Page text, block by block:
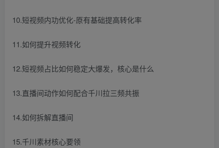
10.短视频内功优化-原有基础提高转化率
11.如何提升视频转化
12.短视频占比如何稳定大爆发，核心是什么
13.直播间动作如何配合千川拉三频共振
14.如何拆解直播间
15.千川素材核心要领